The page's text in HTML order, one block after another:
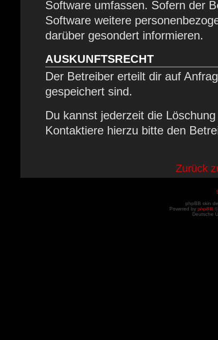
Software umfassen. Sofern der
Software weitere
darüber gesondert informieren.
AUSKUNFTSRECHT
Der Betreiber erteilt dir auf
gespeichert sind.
Du kannst jederzeit die
Kontaktiere hierzu bitte den
Zurück
phpBB skin
Powered by phpBB
Deutsche